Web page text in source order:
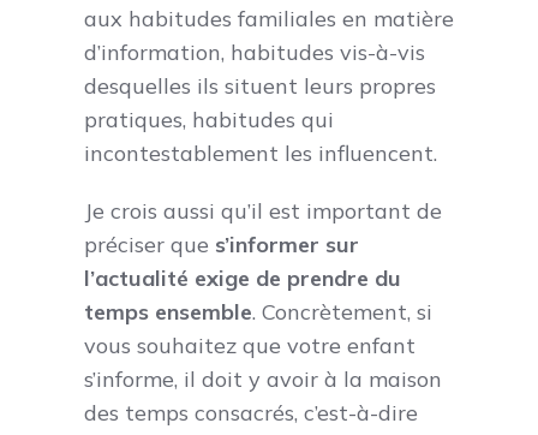
aux habitudes familiales en matière
d’information, habitudes vis-à-vis
desquelles ils situent leurs propres
pratiques, habitudes qui
incontestablement les influencent.
Je crois aussi qu’il est important de
préciser que s’informer sur
l’actualité exige de prendre du
temps ensemble. Concrètement, si
vous souhaitez que votre enfant
s’informe, il doit y avoir à la maison
des temps consacrés, c’est-à-dire